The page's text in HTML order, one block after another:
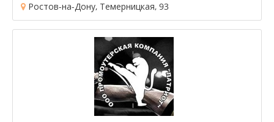
Ростов-на-Дону, Темерницкая, 93